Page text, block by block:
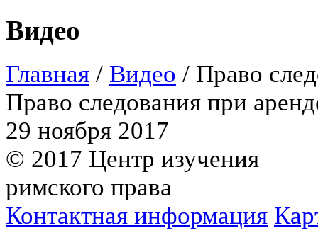
Видео
Главная / Видео / Право
Право следования при
29 ноября 2017
© 2017 Центр изучения
римского права
Контактная информация